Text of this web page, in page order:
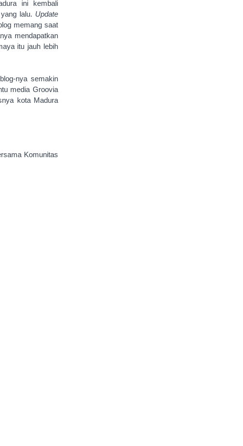
ini kembali
lalu. Update
memang saat
mendapatkan
itu jauh lebih
nya semakin
media Groovia
kota Madura
Komunitas